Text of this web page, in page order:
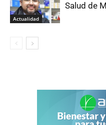
Actualidad
Salud de